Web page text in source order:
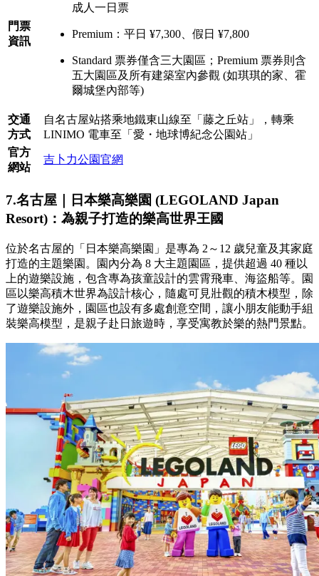
門票
資訊
成人一日票
Premium：平日 ¥7,300、假日 ¥7,800
Standard 票券僅含三大園區；Premium 票券則含
五大園區及所有建築室內參觀 (如琪琪的家、霍
爾城堡內部等)
交通
方式
自名古屋站搭乘地鐵東山線至「藤之丘站」，轉乘
LINIMO 電車至「愛・地球博紀念公園站」
官方
網站
吉卜力公園官網
7.名古屋｜日本樂高樂園 (LEGOLAND Japan
Resort)：為親子打造的樂高世界王國
位於名古屋的「日本樂高樂園」是專為 2～12 歲兒童及其家庭
打造的主題樂園。園內分為 8 大主題園區，提供超過 40 種以
上的遊樂設施，包含專為孩童設計的雲霄飛車、海盜船等。園
區以樂高積木世界為設計核心，隨處可見壯觀的積木模型，除
了遊樂設施外，園區也設有多處創意空間，讓小朋友能動手組
裝樂高模型，是親子赴日旅遊時，享受寓教於樂的熱門景點。